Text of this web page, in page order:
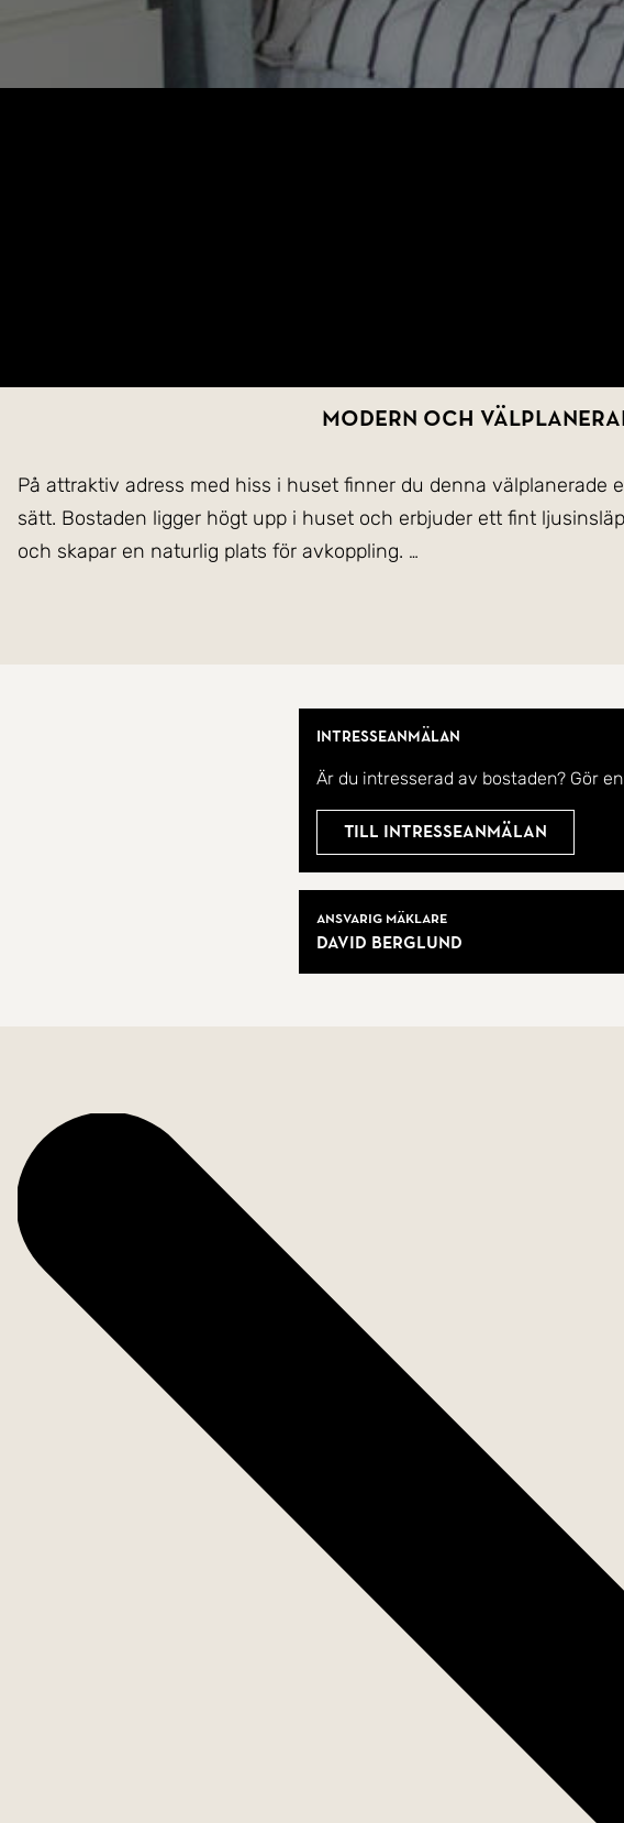
Modern och
På attraktiv adress med hiss i huset finner du denna
sätt. Bostaden ligger högt upp i huset och erbjuder ett fint
och skapar en naturlig plats för avkoppling.
Stabil och välskött förening med genomförda renoveringar,
med närhet till stadens utbud, kommunikationer och
Intresseanmälan
Är du intresserad av bostaden? Gör
Till intresseanmälan
Ansvarig mäklare
David Berglund